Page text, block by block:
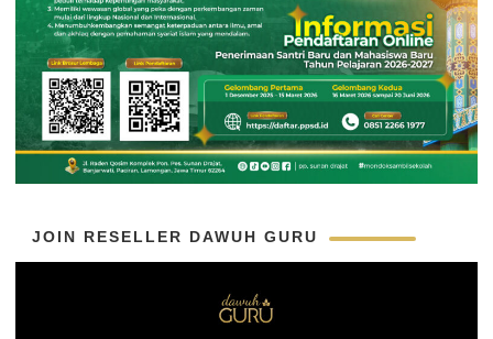
JOIN RESELLER DAWUH GURU